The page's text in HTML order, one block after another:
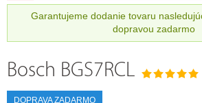
Garantujeme dodanie tovaru
dopravou zadarmo
Bosch BGS7RCL
DOPRAVA ZADARMO